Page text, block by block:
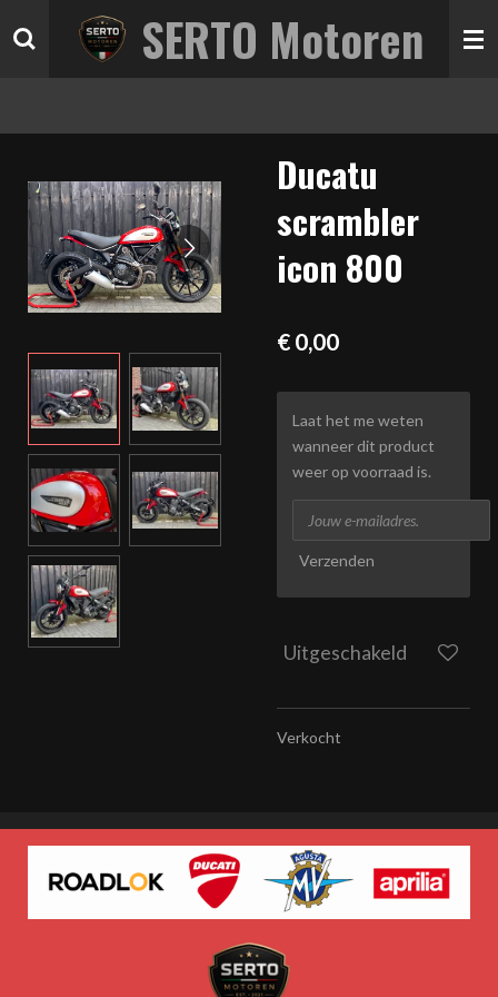
direct
SERTO Motoren
Ducatu
scrambler
icon 800
€ 0,00
Laat het me weten
wanneer dit product
weer op voorraad is.
Verzenden
Uitgeschakeld
Verkocht